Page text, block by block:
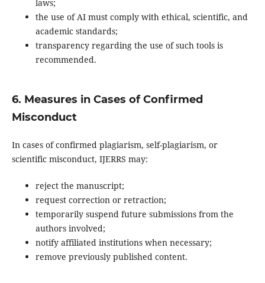
laws;
the use of AI must comply with ethical, scientific, and
academic standards;
transparency regarding the use of such tools is
recommended.
6. Measures in Cases of Confirmed
Misconduct
In cases of confirmed plagiarism, self-plagiarism, or
scientific misconduct, IJERRS may:
reject the manuscript;
request correction or retraction;
temporarily suspend future submissions from the
authors involved;
notify affiliated institutions when necessary;
remove previously published content.